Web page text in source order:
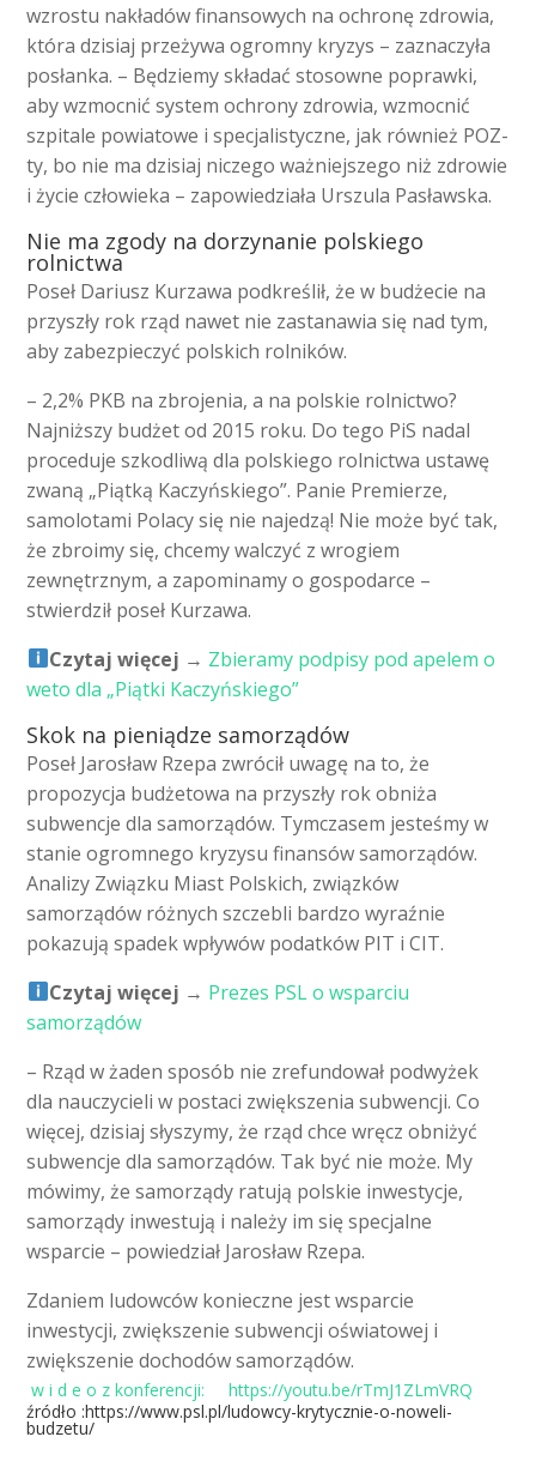
wzrostu nakładów finansowych na ochronę zdrowia,
która dzisiaj przeżywa ogromny kryzys – zaznaczyła
posłanka. – Będziemy składać stosowne poprawki,
aby wzmocnić system ochrony zdrowia, wzmocnić
szpitale powiatowe i specjalistyczne, jak również POZ-
ty, bo nie ma dzisiaj niczego ważniejszego niż zdrowie
i życie człowieka – zapowiedziała Urszula Pasławska.
Nie ma zgody na dorzynanie polskiego
rolnictwa
Poseł Dariusz Kurzawa podkreślił, że w budżecie na
przyszły rok rząd nawet nie zastanawia się nad tym,
aby zabezpieczyć polskich rolników.
– 2,2% PKB na zbrojenia, a na polskie rolnictwo?
Najniższy budżet od 2015 roku. Do tego PiS nadal
proceduje szkodliwą dla polskiego rolnictwa ustawę
zwaną „Piątką Kaczyńskiego”. Panie Premierze,
samolotami Polacy się nie najedzą! Nie może być tak,
że zbroimy się, chcemy walczyć z wrogiem
zewnętrznym, a zapominamy o gospodarce –
stwierdził poseł Kurzawa.
Czytaj więcej → Zbieramy podpisy pod apelem o
weto dla „Piątki Kaczyńskiego”
Skok na pieniądze samorządów
Poseł Jarosław Rzepa zwrócił uwagę na to, że
propozycja budżetowa na przyszły rok obniża
subwencje dla samorządów. Tymczasem jesteśmy w
stanie ogromnego kryzysu finansów samorządów.
Analizy Związku Miast Polskich, związków
samorządów różnych szczebli bardzo wyraźnie
pokazują spadek wpływów podatków PIT i CIT.
Czytaj więcej → Prezes PSL o wsparciu
samorządów
– Rząd w żaden sposób nie zrefundował podwyżek
dla nauczycieli w postaci zwiększenia subwencji. Co
więcej, dzisiaj słyszymy, że rząd chce wręcz obniżyć
subwencje dla samorządów. Tak być nie może. My
mówimy, że samorządy ratują polskie inwestycje,
samorządy inwestują i należy im się specjalne
wsparcie – powiedział Jarosław Rzepa.
Zdaniem ludowców konieczne jest wsparcie
inwestycji, zwiększenie subwencji oświatowej i
zwiększenie dochodów samorządów.
w i d e o z konferencji: https://youtu.be/rTmJ1ZLmVRQ
źródło :https://www.psl.pl/ludowcy-krytycznie-o-noweli-
budzetu/